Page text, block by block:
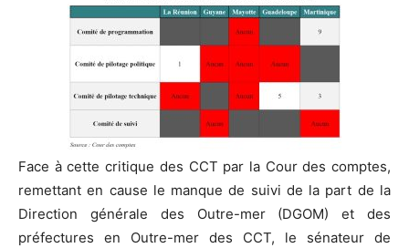
Face à cette critique des CCT par la Cour des comptes,
remettant en cause le manque de suivi de la part de la
Direction générale des Outre-mer (DGOM) et des
préfectures en Outre-mer des CCT, le sénateur de